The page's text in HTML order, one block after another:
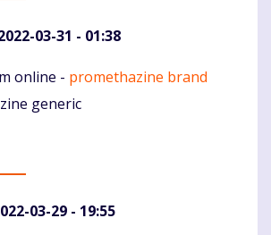
03-31 - 01:38
online - promethazine brand
generic
03-29 - 19:55